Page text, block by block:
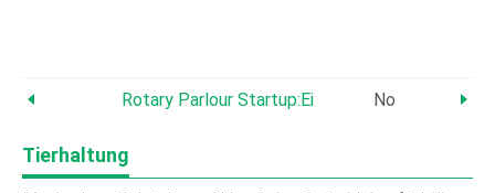
Rotary Parlour Startup:Ein Leitfaden Für Die
No
Tierhaltung